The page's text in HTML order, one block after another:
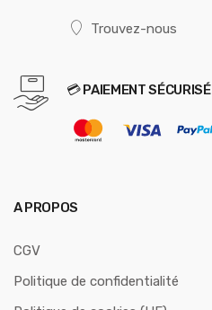
Trouvez-nous
💳 PAIEMENT SÉCURISÉ
A PROPOS
CGV
Politique de confidentialité